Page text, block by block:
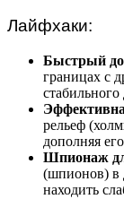
Лайфхаки:
Быстрый
границах с
стабильного
рельеф
дополняя
Шпионаж
(шпионов) в
находить